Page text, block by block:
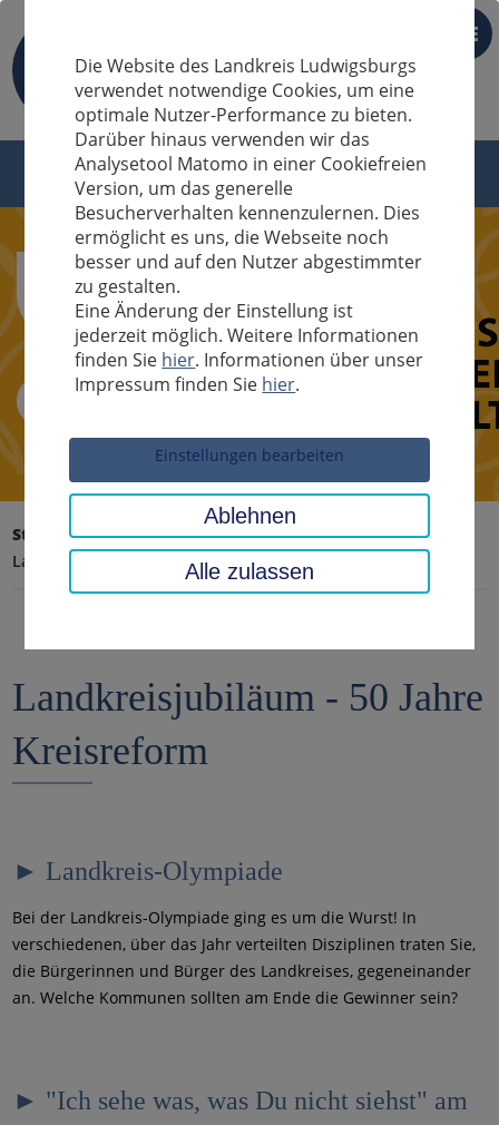
DE
Sucheingabe
Startseite
Bildung, Kunst, Archiv
Landkreisjubiläum - 50 Jahre Kreisreform
Landkreisjubiläum - 50 Jahre
Kreisreform
► Landkreis-Olympiade
Bei der Landkreis-Olympiade ging es um die Wurst! In
verschiedenen, über das Jahr verteilten Disziplinen traten Sie,
die Bürgerinnen und Bürger des Landkreises, gegeneinander
an. Welche Kommunen sollten am Ende die Gewinner sein?
► "Ich sehe was, was Du nicht siehst" am
Die Website des Landkreis Ludwigsburgs
verwendet notwendige Cookies, um eine
optimale Nutzer-Performance zu bieten.
Darüber hinaus verwenden wir das
Analysetool Matomo in einer Cookiefreien
Version, um das generelle
Besucherverhalten kennenzulernen. Dies
ermöglicht es uns, die Webseite noch
besser und auf den Nutzer abgestimmter
zu gestalten.
Eine Änderung der Einstellung ist
jederzeit möglich. Weitere Informationen
finden Sie hier. Informationen über unser
Impressum finden Sie hier.
Einstellungen bearbeiten
Ablehnen
Alle zulassen